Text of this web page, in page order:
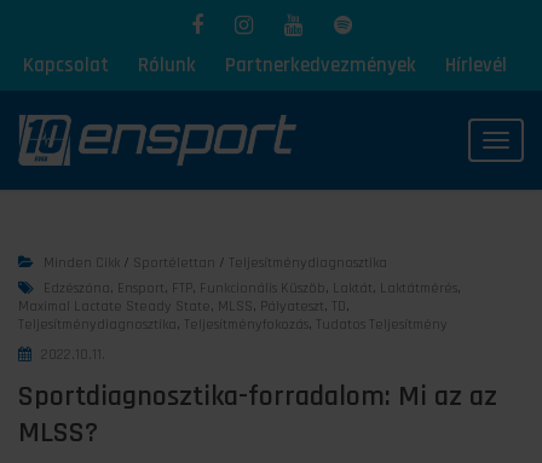
Kapcsolat Rólunk Partnerkedvezmények Hírlevél
Minden Cikk / Sportélettan / Teljesítménydiagnosztika
Edzészóna, Ensport , FTP , Funkcionális Küszöb , Laktát , Laktátmérés,
Maximal Lactate Steady State , MLSS, Pályateszt , TD ,
Teljesítménydiagnosztika, Teljesítményfokozás, Tudatos Teljesítmény
2022.10.11.
Sportdiagnosztika-forradalom: Mi az az
MLSS?